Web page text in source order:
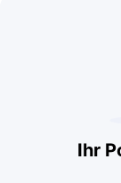
Ihr